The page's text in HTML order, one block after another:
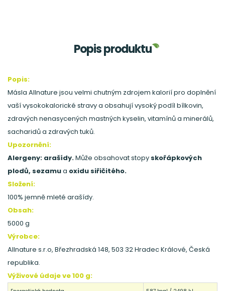
Popis produktu
Popis:
Másla Allnature jsou velmi chutným zdrojem kalorií pro doplnění
vaší vysokokalorické stravy a obsahují vysoký podíl bílkovin,
zdravých nenasycených mastných kyselin, vitamínů a minerálů,
sacharidů a zdravých tuků.
Upozornění:
Alergeny: arašídy.Může obsahovat stopy skořápkových
plodů, sezamua oxidu siřičitého.
Složení:
100% jemně mleté arašídy.
Obsah:
5000 g
Výrobce:
Allnature s.r.o, Březhradská 148, 503 32 Hradec Králové, Česká
republika.
Výživové údaje ve 100 g: